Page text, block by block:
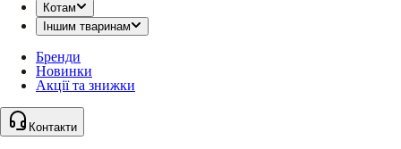
Котам
Іншим тваринам
Бренди
Новинки
Акції та знижки
Контакти